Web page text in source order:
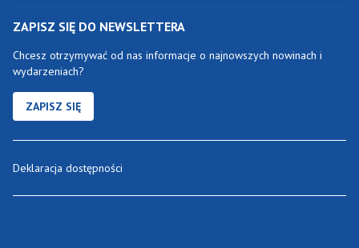
ZAPISZ SIĘ DO NEWSLETTERA
Chcesz otrzymywać od nas informacje o najnowszych nowinach i
wydarzeniach?
ZAPISZ SIĘ
Deklaracja dostępności